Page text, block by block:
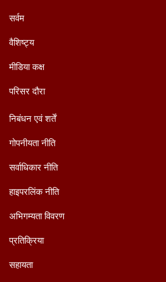
सर्वम
वैशिष्ट्य
मीडिया कक्ष
परिसर दौरा
निबंधन एवं शर्तें
गोपनीयता नीति
सर्वाधिकार नीति
हाइपरलिंक नीति
अभिगम्यता विवरण
प्रतिक्रिया
सहायता